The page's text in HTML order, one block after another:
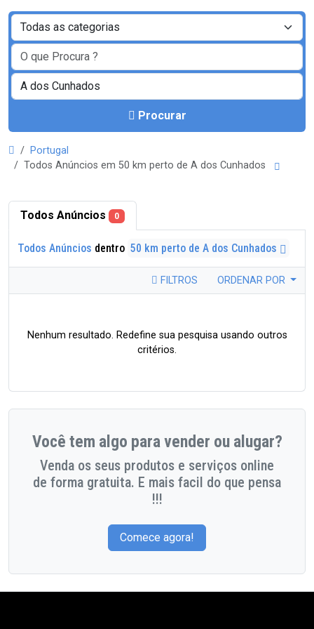
Procurar
Portugal
Todos Anúncios em 50 km perto de A dos Cunhados
Todos Anúncios 0
Todos Anúncios dentro 50 km perto de A dos Cunhados
FILTROS ORDENAR POR
Nenhum resultado. Redefine sua pesquisa usando outros
critérios.
Você tem algo para vender ou alugar?
Venda os seus produtos e serviços online
de forma gratuita. E mais facil do que pensa
!!!
Comece agora!